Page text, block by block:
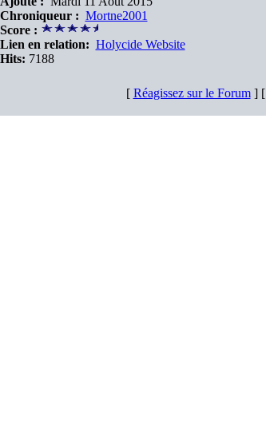
Chroniqueur : Mortne2001
Score :
Lien en relation: Holycide Website
Hits: 7188
[ Réagissez sur le Forum] [